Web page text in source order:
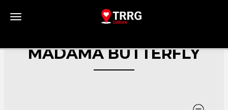
Toggle navigation
MADAMA BUTTERFLY